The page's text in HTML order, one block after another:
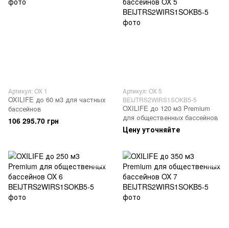
Артикул: OX 1
OXILIFE до 60 м3 для частных
бассейнов
106 295.70 грн
Артикул: OX 5
BEIJTRS2WIRS1SOKB5-5
OXILIFE до 120 м3 Premium
для общественных бассейнов
Цену уточняйте